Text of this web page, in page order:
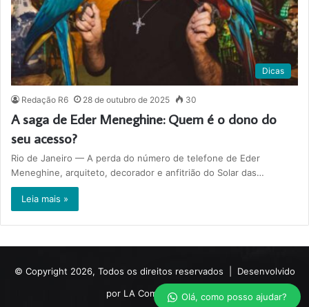
Dicas
Redação R6 28 de outubro de 2025 30
A saga de Eder Meneghine: Quem é o dono do
seu acesso?
Rio de Janeiro — A perda do número de telefone de Eder
Meneghine, arquiteto, decorador e anfitrião do Solar das…
Leia mais »
© Copyright 2026, Todos os direitos reservados | Desenvolvido
por LA Comunicações.Olá, como posso ajudar?